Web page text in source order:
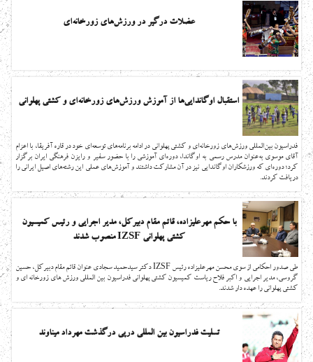
عضلات درگیر در ورزش‌های زورخانه‌ای
استقبال اوگاندایی‌ها از آموزش ورزش‌های زورخانه‌ای و کشتی پهلوانی
فدراسیون بین‌المللی ورزش‌های زورخانه‌ای و کشتی پهلوانی در ادامه برنامه‌های توسعه‌ای خود در قاره آفریقا، با اعزام
آقای موسوی به‌عنوان مدرس رسمی به اوگاندا، دوره‌ای آموزشی را با حضور سفیر و رایزن فرهنگی ایران برگزار
کرد؛ دوره‌ای که ورزشکاران اوگاندایی نیز در آن مشارکت داشتند و آموزش‌های عملی این رشته‌های اصیل ایرانی را
دریافت کردند.
با حکم مهرعلیزاده، قائم مقام دبیرکل، مدیر اجرایی و رئیس کمیسیون
کشتی پهلوانی IZSF منصوب شدند
طی صدور احکامی از سوی محسن مهرعلیزاده رئیس IZSF دکتر سیدحمید سجادی عنوان قائم مقام دبیرکل، حسین
گروسی، مدیر اجرایی و اکبر فلاح ریاست کمیسیون کشتی پهلوانی فدراسیون بین المللی ورزش های زورخانه ای و
کشتی پهلوانی را عهده دار شدند.
تسلیت فدراسیون بین المللی درپی درگذشت مهرداد میناوند